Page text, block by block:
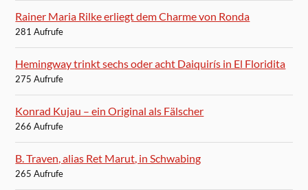
Rainer Maria Rilke erliegt dem Charme von Ronda
281 Aufrufe
Hemingway trinkt sechs oder acht Daiquirís in El Floridita
275 Aufrufe
Konrad Kujau – ein Original als Fälscher
266 Aufrufe
B. Traven, alias Ret Marut, in Schwabing
265 Aufrufe